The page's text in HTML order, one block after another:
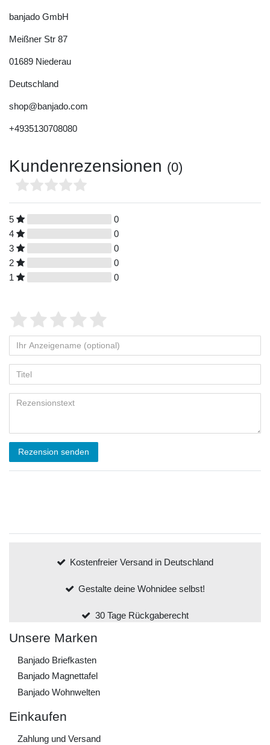
banjado GmbH
Meißner Str 87
01689 Niederau
Deutschland
shop@banjado.com
+4935130708080
Kundenrezensionen (0)
5
0
4
0
3
0
2
0
1
0
Rezension senden
Kostenfreier Versand in Deutschland
Gestalte deine Wohnidee selbst!
30 Tage Rückgaberecht
Unsere Marken
Banjado Briefkasten
Banjado Magnettafel
Banjado Wohnwelten
Einkaufen
Zahlung und Versand